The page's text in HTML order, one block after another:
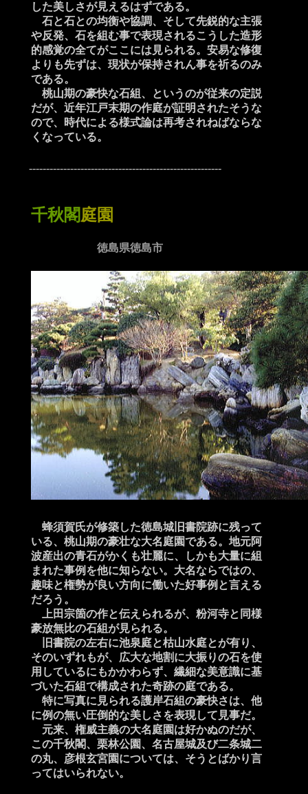
した美しさが見えるはずである。
石と石との均衡や協調、そして先鋭的な主張
や反発、石を組む事で表現されるこうした造形
的感覚の全てがここには見られる。安易な修復
よりも先ずは、現状が保持されん事を祈るのみ
である。
桃山期の豪快な石組、というのが従来の定説
だが、近年江戸末期の作庭が証明されたそうな
ので、時代による様式論は再考されねばならな
くなっている。
--------------------------------------------------------
千秋閣庭園
徳島県徳島市
蜂須賀氏が修築した徳島城旧書院跡に残って
いる、桃山期の豪壮な大名庭園である。地元阿
波産出の青石がかくも壮麗に、しかも大量に組
まれた事例を他に知らない。大名ならではの、
趣味と権勢が良い方向に働いた好事例と言える
だろう。
上田宗箇の作と伝えられるが、粉河寺と同様
豪放無比の石組が見られる。
旧書院の左右に池泉庭と枯山水庭とが有り、
そのいずれもが、広大な地割に大振りの石を使
用しているにもかかわらず、繊細な美意識に基
づいた石組で構成された奇跡の庭である。
特に写真に見られる護岸石組の豪快さは、他
に例の無い圧倒的な美しさを表現して見事だ。
元来、権威主義の大名庭園は好かぬのだが、
この千秋閣、栗林公園、名古屋城及び二条城二
の丸、彦根玄宮園については、そうとばかり言
ってはいられない。